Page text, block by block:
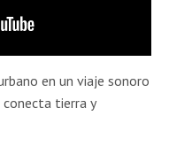
en un viaje sonoro
tierra y